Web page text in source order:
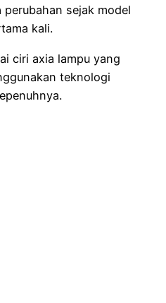
sejak model
kali.
ciri axia lampu yang
teknologi